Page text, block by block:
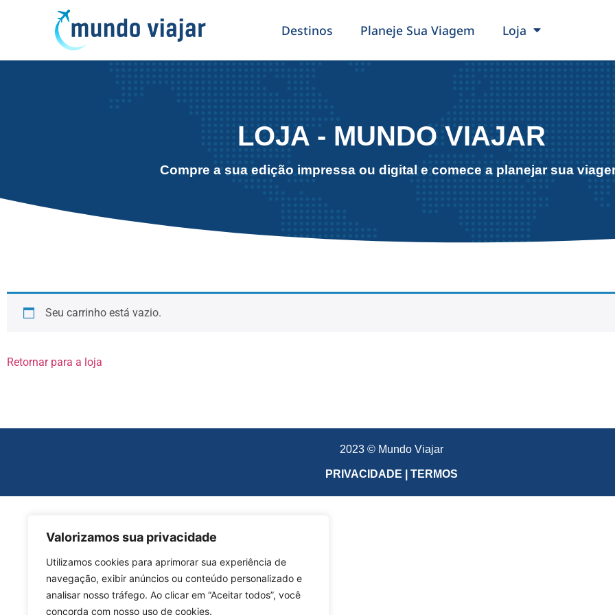
Valorizamos sua privacidade
Utilizamos cookies para aprimorar sua experiência de
navegação, exibir anúncios ou conteúdo personalizado e
analisar nosso tráfego. Ao clicar em “Aceitar todos”, você
concorda com nosso uso de cookies.
Destinos Planeje Sua Viagem Loja
LOJA - MUNDO VIAJAR
Compre a sua edição impressa ou digital e comece a planejar sua
Seu carrinho está vazio.
Retornar para a loja
2023 © Mundo Viajar
PRIVACIDADE | TERMOS